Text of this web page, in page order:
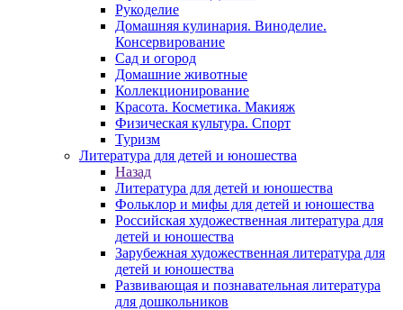
Рукоделие
Домашняя кулинария. Виноделие.
Консервирование
Сад и огород
Домашние животные
Коллекционирование
Красота. Косметика. Макияж
Физическая культура. Спорт
Туризм
Литература для детей и юношества
Назад
Литература для детей и юношества
Фольклор и мифы для детей и юношества
Российская художественная литература для
детей и юношества
Зарубежная художественная литература для
детей и юношества
Развивающая и познавательная литература
для дошкольников